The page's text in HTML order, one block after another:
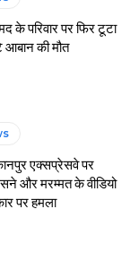
परिवार पर फिर टूटा
आबान की मौत
एक्सप्रेसवे पर
और मरम्मत के वीडियो
पर हमला